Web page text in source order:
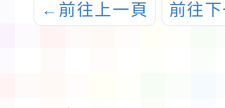
← 前往上一頁 前往